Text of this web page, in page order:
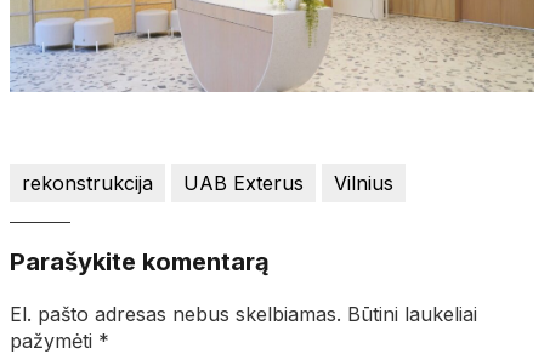
rekonstrukcija UAB Exterus Vilnius
Parašykite komentarą
El. pašto adresas nebus skelbiamas. Būtini laukeliai
pažymėti *